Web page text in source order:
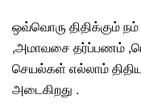
ஒவ்வொரு திதிக்கும்
,அமாவசை தர்ப்பணம்
செயல்கள் எல்லாம்
அடைகிறது .